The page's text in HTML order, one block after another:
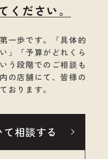
ください。
一歩です。
「具体的
」「予算がどれくら
う段階でのご相談も
の店舗にて、皆様の
おります。
相談する